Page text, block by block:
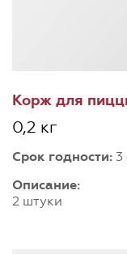
Корж для
0,2 кг
Срок годности: 3
Описание:
2 штуки